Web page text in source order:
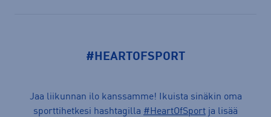
#HEARTOFSPORT
Jaa liikunnan ilo kanssamme! Ikuista sinäkin oma
sporttihetkesi hashtagilla #HeartOfSport ja lisää